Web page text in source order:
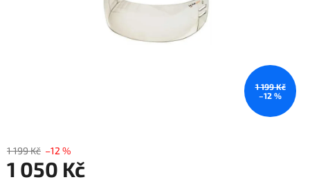
1 199 Kč
–12 %
1 199 Kč –12 %
1 050 Kč